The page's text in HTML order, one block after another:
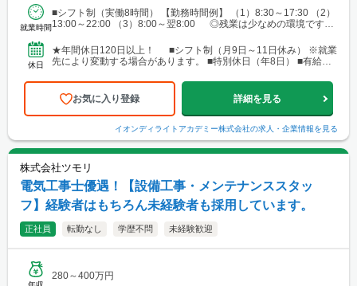
地例：大阪府大阪市中央区南船場2-3-2 ■中国・四国エリア └勤
務地例：広島県広島市南区段原南1-3-52 ■九州エリア └勤務地
業務を担当いただく際、現場によっては、自宅または現場付近の
ホテルから直行直帰をお願いする場合があります。
就業時間
■シフト制（実働8時間） 【勤務時間例】 （1）8:30～17:30 （2）
13:00～22:00 （3）8:00～翌8:00 ◎残業は少なめの環境です。
休日
★年間休日120日以上！ ■シフト制（月9日～11日休み） ※就業
先により変動する場合があります。 ■特別休日（年8日） ■有給休
お気に入り登録 詳細を見る
イオンディライトアカデミー株式会社の求人・企業情報を見る
株式会社ツモリ
電気工事士優遇！【設備工事・メンテナンススタッ
フ】経験者はもちろん未経験者も採用しています。
正社員 転勤なし 学歴不問 未経験歓迎
280～400万円